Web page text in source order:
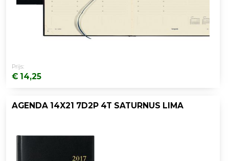
Prijs:
€ 14,25
AGENDA 14X21 7D2P 4T SATURNUS LIMA